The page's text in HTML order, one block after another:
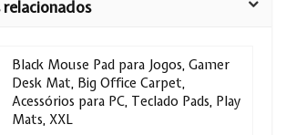
Black Mouse Pad para Jogos, Gamer
Desk Mat, Big Office Carpet,
Acessórios para PC, Teclado Pads, Play
Mats, XXL